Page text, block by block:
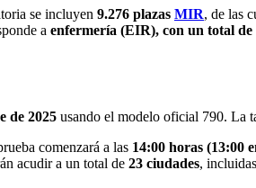
se incluyen 9.276 plazas MIR, de las
a enfermería (EIR), con un total de
de 2025 usando el modelo oficial 790. La
comenzará a las 14:00 horas (13:00
acudir a un total de 23 ciudades,